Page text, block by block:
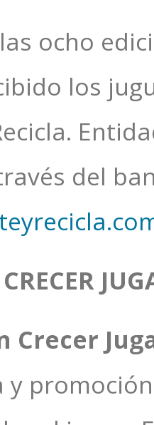
ocho
los
del
Crecer
y